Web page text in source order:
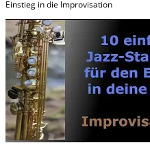
Einstieg in die Improvisation